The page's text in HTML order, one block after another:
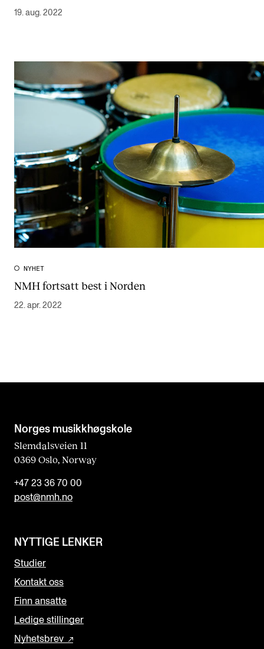
19. aug. 2022
NYHET
NMH fortsatt best i Norden
22. apr. 2022
Norges musikk­høgskole
Slemdalsveien 11
0369 Oslo, Norway
+47 23 36 70 00
post@nmh.no
NYTTIGE LENKER
Studier
Kontakt oss
Finn ansatte
Ledige stillinger
Nyhetsbrev